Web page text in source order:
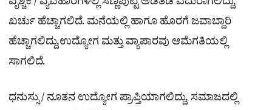
ಖರ್ಚು ಹೆಚ್ಚಾಗಲಿದೆ. ಮನೆಯಲ್ಲಿ ಹಾಗೂ ಹೊರಗೆ ಜವಾಬ್ದಾರಿ
ಹೆಚ್ಚಾಗಲಿದ್ದು,ಉದ್ಯೋಗ ಮತ್ತು ವ್ಯಾಪಾರವು ಆಮೆಗತಿಯಲ್ಲಿ
ಸಾಗಲಿದೆ.
ಧನುಸ್ಸು / ನೂತನ ಉದ್ಯೋಗ ಪ್ರಾಪ್ತಿಯಾಗಲಿದ್ದು, ಸಮಾಜದಲ್ಲಿ